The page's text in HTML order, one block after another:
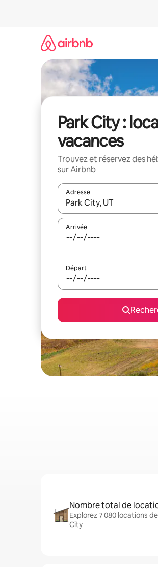
Park City :
vacances
Trouvez et réservez des
sur Airbnb
Adresse
Lorsque les résultats
Arrivée
Départ
Nombre total de
Explorez 7 080 locations
City